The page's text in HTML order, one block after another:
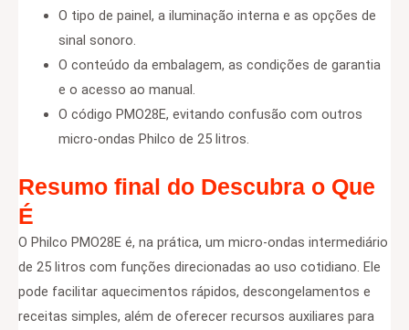
O tipo de painel, a iluminação interna e as opções de
sinal sonoro.
O conteúdo da embalagem, as condições de garantia
e o acesso ao manual.
O código PMO28E, evitando confusão com outros
micro-ondas Philco de 25 litros.
Resumo final do Descubra o Que
É
O Philco PMO28E é, na prática, um micro-ondas intermediário
de 25 litros com funções direcionadas ao uso cotidiano. Ele
pode facilitar aquecimentos rápidos, descongelamentos e
receitas simples, além de oferecer recursos auxiliares para